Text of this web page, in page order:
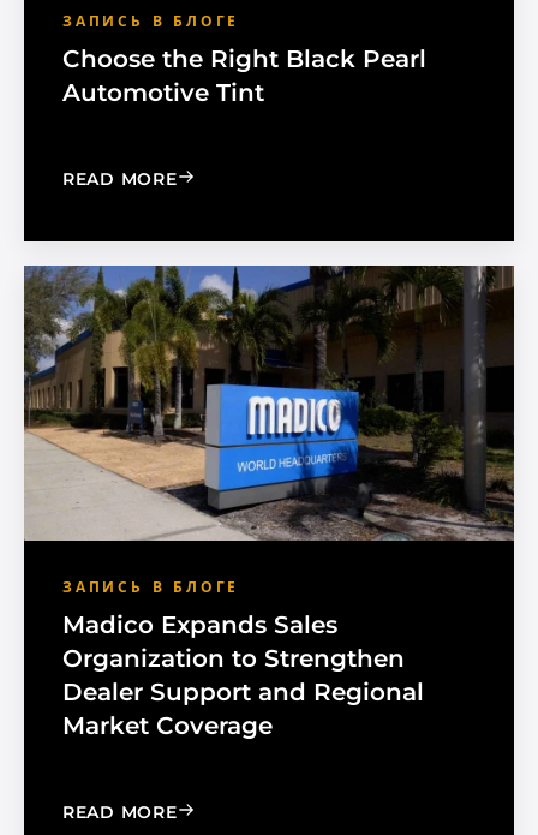
ЗАПИСЬ В БЛОГЕ
Choose the Right Black Pearl
Automotive Tint
READ MORE: CHOOSE THE RIGHT BLACK PEARL
ЗАПИСЬ В БЛОГЕ
Madico Expands Sales
Organization to Strengthen
Dealer Support and Regional
Market Coverage
READ MORE: MADICO EXPANDS SALES